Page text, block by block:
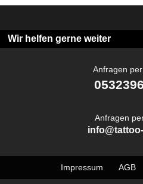
Wir helfen gerne weiter
Anfragen
Anfragen
Impressum AGB